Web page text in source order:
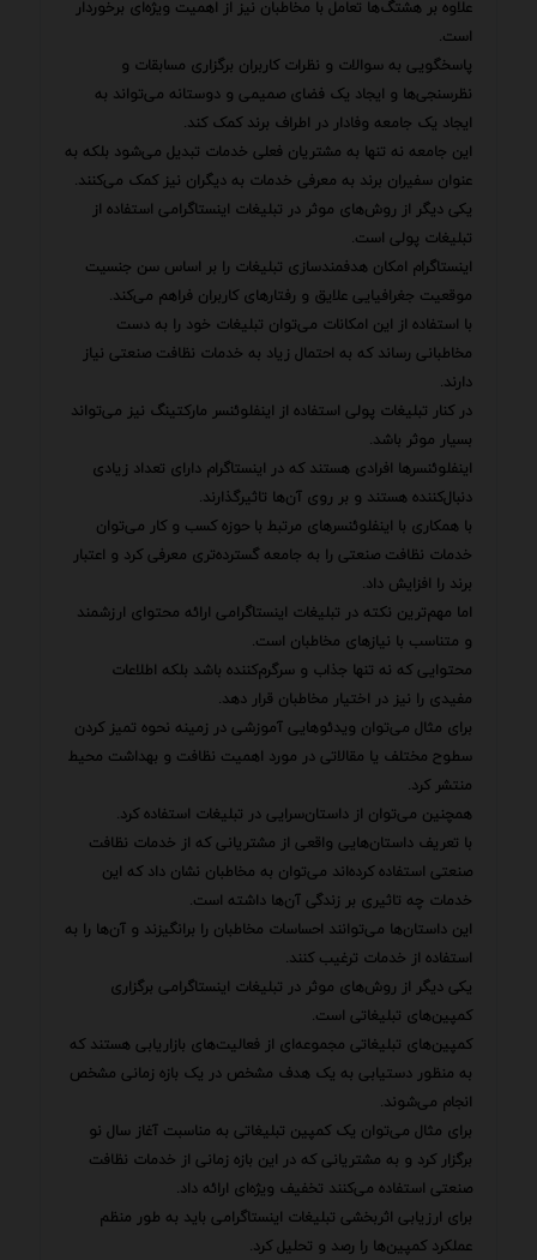
علاوه بر هشتگ‌ها تعامل با مخاطبان نیز از اهمیت ویژه‌ای برخوردار
است.
پاسخگویی به سوالات و نظرات کاربران برگزاری مسابقات و
نظرسنجی‌ها و ایجاد یک فضای صمیمی و دوستانه می‌تواند به
ایجاد یک جامعه وفادار در اطراف برند کمک کند.
این جامعه نه تنها به مشتریان فعلی خدمات تبدیل می‌شود بلکه به
عنوان سفیران برند به معرفی خدمات به دیگران نیز کمک می‌کنند.
یکی دیگر از روش‌های موثر در تبلیغات اینستاگرامی استفاده از
تبلیغات پولی است.
اینستاگرام امکان هدفمندسازی تبلیغات را بر اساس سن جنسیت
موقعیت جغرافیایی علایق و رفتارهای کاربران فراهم می‌کند.
با استفاده از این امکانات می‌توان تبلیغات خود را به دست
مخاطبانی رساند که به احتمال زیاد به خدمات نظافت صنعتی نیاز
دارند.
در کنار تبلیغات پولی استفاده از اینفلوئنسر مارکتینگ نیز می‌تواند
بسیار موثر باشد.
اینفلوئنسرها افرادی هستند که در اینستاگرام دارای تعداد زیادی
دنبال‌کننده هستند و بر روی آن‌ها تاثیرگذارند.
با همکاری با اینفلوئنسرهای مرتبط با حوزه کسب و کار می‌توان
خدمات نظافت صنعتی را به جامعه گسترده‌تری معرفی کرد و اعتبار
برند را افزایش داد.
اما مهم‌ترین نکته در تبلیغات اینستاگرامی ارائه محتوای ارزشمند
و متناسب با نیازهای مخاطبان است.
محتوایی که نه تنها جذاب و سرگرم‌کننده باشد بلکه اطلاعات
مفیدی را نیز در اختیار مخاطبان قرار دهد.
برای مثال می‌توان ویدئوهایی آموزشی در زمینه نحوه تمیز کردن
سطوح مختلف یا مقالاتی در مورد اهمیت نظافت و بهداشت محیط
منتشر کرد.
همچنین می‌توان از داستان‌سرایی در تبلیغات استفاده کرد.
با تعریف داستان‌هایی واقعی از مشتریانی که از خدمات نظافت
صنعتی استفاده کرده‌اند می‌توان به مخاطبان نشان داد که این
خدمات چه تاثیری بر زندگی آن‌ها داشته است.
این داستان‌ها می‌توانند احساسات مخاطبان را برانگیزند و آن‌ها را به
استفاده از خدمات ترغیب کنند.
یکی دیگر از روش‌های موثر در تبلیغات اینستاگرامی برگزاری
کمپین‌های تبلیغاتی است.
کمپین‌های تبلیغاتی مجموعه‌ای از فعالیت‌های بازاریابی هستند که
به منظور دستیابی به یک هدف مشخص در یک بازه زمانی مشخص
انجام می‌شوند.
برای مثال می‌توان یک کمپین تبلیغاتی به مناسبت آغاز سال نو
برگزار کرد و به مشتریانی که در این بازه زمانی از خدمات نظافت
صنعتی استفاده می‌کنند تخفیف ویژه‌ای ارائه داد.
برای ارزیابی اثربخشی تبلیغات اینستاگرامی باید به طور منظم
عملکرد کمپین‌ها را رصد و تحلیل کرد.